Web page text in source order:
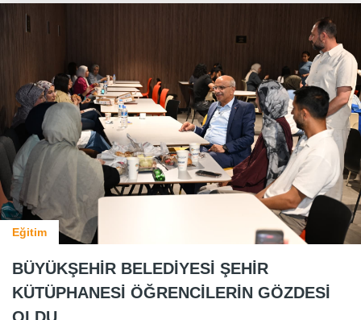
Eğitim
BÜYÜKŞEHİR BELEDİYESİ ŞEHİR
KÜTÜPHANESİ ÖĞRENCİLERİN GÖZDESİ